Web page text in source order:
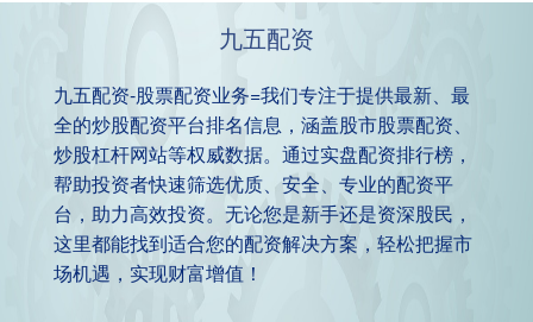
九五配资
九五配资-股票配资业务=我们专注于提供最新、最
全的炒股配资平台排名信息，涵盖股市股票配资、
炒股杠杆网站等权威数据。通过实盘配资排行榜，
帮助投资者快速筛选优质、安全、专业的配资平
台，助力高效投资。无论您是新手还是资深股民，
这里都能找到适合您的配资解决方案，轻松把握市
场机遇，实现财富增值！